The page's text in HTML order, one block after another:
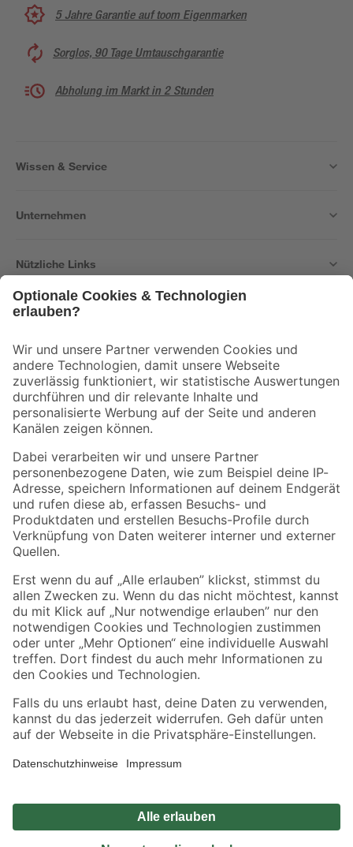
5 Jahre Garantie auf toom Eigenmarken
Sorglos, 90 Tage Umtauschgarantie
Abholung im Markt in 2 Stunden
Wissen & Service
Unternehmen
Nützliche Links
Der toom Newsletter: Keine Angebote und Aktionen mehr verpassen!
Zur Newsletter Anmeldung
Folge uns
Zahlungsarten Versandarten
Sicher einkaufen
Jetzt die toom-App herunterladen
Alle Preisangaben in EUR inkl. gesetzl. MwSt.. Die dargestellten Angebote sind unter
Umständen nicht in allen Märkten verfügbar. Die angegebenen Verfügbarkeiten beziehen
Produkte nur solange der Vorrat reicht.
*Paketversand ab 59 € versandkostenfrei, gilt nicht für Artikel mit Speditionsversand, hier
Privatsphäre Impressum
Nutzungsbedingungen
Widerrufsrecht
Vertrag widerrufen